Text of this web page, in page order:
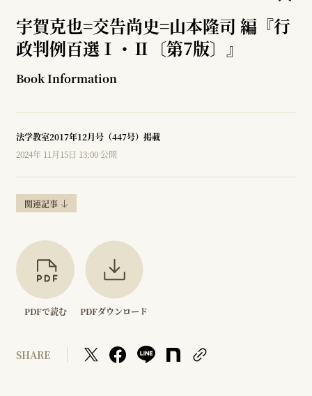
宇賀克也=交告尚史=山本隆司 編『行
政判例百選Ⅰ・Ⅱ〔第7版〕』
Book Information
法学教室2017年12月号（447号）掲載
2024年 11月15日 13:00 公開
関連記事
PDFで読む PDFダウンロード
SHARE